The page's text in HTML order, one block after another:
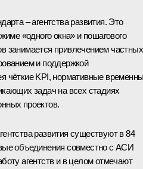
– агентства развития. Это
«одного окна» и пошагового
занимается привлечением частных
и поддержкой
чёткие KPI, нормативные
задач на всех стадиях
проектов.
развития существуют в 84
объединения совместно с АСИ
агентств и в целом отмечают